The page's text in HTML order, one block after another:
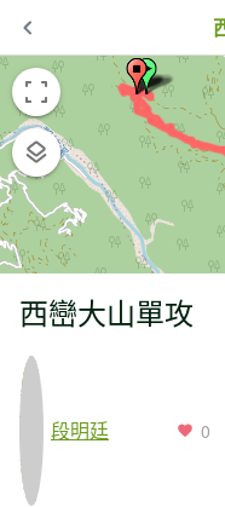
西巒大山單攻
段明廷 0